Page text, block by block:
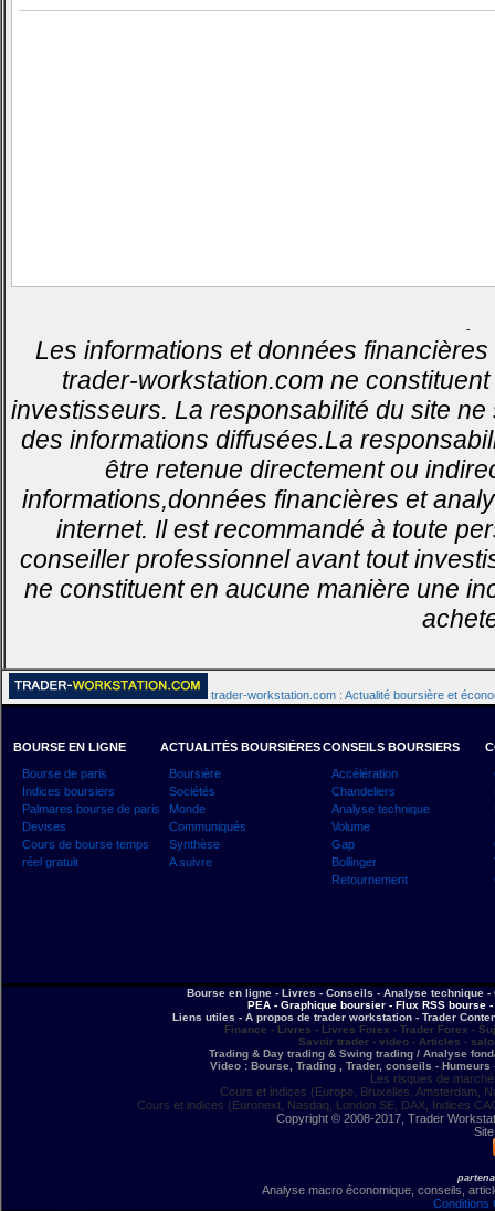
-
Les informations et données
trader-workstation.com ne
investisseurs. La responsabilité du site
des informations diffusées.La
être retenue directement ou
informations,données financières et
internet. Il est recommandé à toute
conseiller professionnel avant tout
ne constituent en aucune manière une
trader-workstation.com : Actualité boursière et
BOURSE EN LIGNE
Bourse de paris
Indices boursiers
Palmares bourse de paris
Devises
Cours de bourse temps
réel gratuit
ACTUALITÉS BOURSIÈRES
Boursière
Sociétés
Monde
Communiqués
Synthèse
A suivre
CONSEILS BOURSIERS
Accélération
Chandeliers
Analyse technique
Volume
Gap
Bollinger
Retournement
Bourse en ligne - Livres - Conseils - Analyse technique
PEA - Graphique boursier - Flux RSS bourse
Liens utiles - A propos de trader workstation - Trader
Finance - Livres - Livres Forex - Trader Forex -
Savoir trader - video - Articles -
Trading & Day trading & Swing trading / Analyse
Video : Bourse, Trading , Trader, conseils -
Les risques de
Cours et indices (Europe, Bruxelles, Amsterdam,
Cours et indices (Euronext, Nasdaq, London SE, DAX, Indices
Copyright © 2008-2017, Trader
Analyse macro économique, conseils,
Conditions